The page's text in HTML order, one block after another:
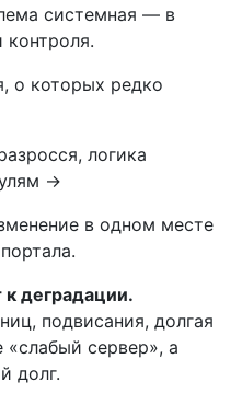
системная — в
контроля.
о которых редко
логика
→
в одном месте
к деградации.
подвисания, долгая
«слабый сервер», а
долг.